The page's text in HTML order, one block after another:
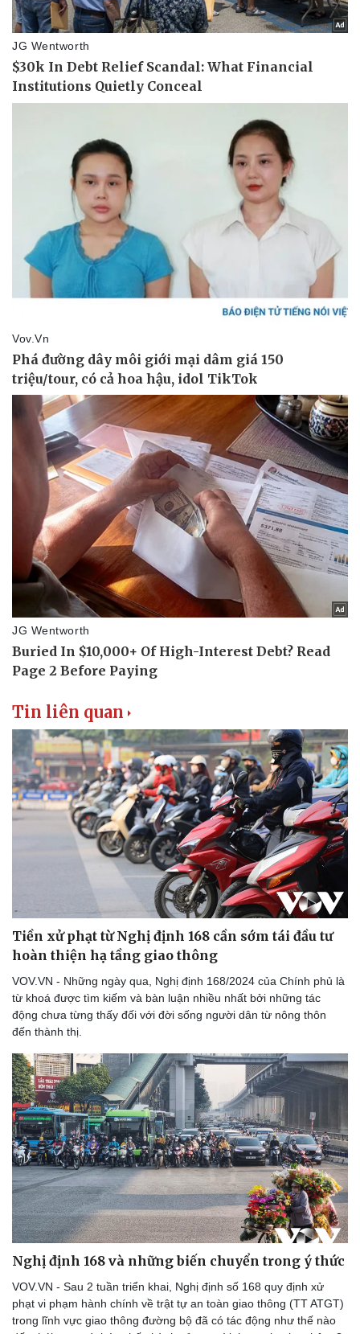
Thể thao
Bóng đá
eSports
Hậu trường
Ô tô - Xe máy
Ô tô
Xe máy
Tin liên quan
Tiền xử phạt từ Nghị định 168 cần sớm tái đầu tư
hoàn thiện hạ tầng giao thông
VOV.VN - Những ngày qua, Nghị định 168/2024 của Chính phủ là
từ khoá được tìm kiếm và bàn luận nhiều nhất bởi những tác
động chưa từng thấy đối với đời sống người dân từ nông thôn
đến thành thị.
Nghị định 168 và những biến chuyển trong ý thức
VOV.VN - Sau 2 tuần triển khai, Nghị định số 168 quy định xử
phạt vi phạm hành chính về trật tự an toàn giao thông (TT ATGT)
trong lĩnh vực giao thông đường bộ đã có tác động như thế nào